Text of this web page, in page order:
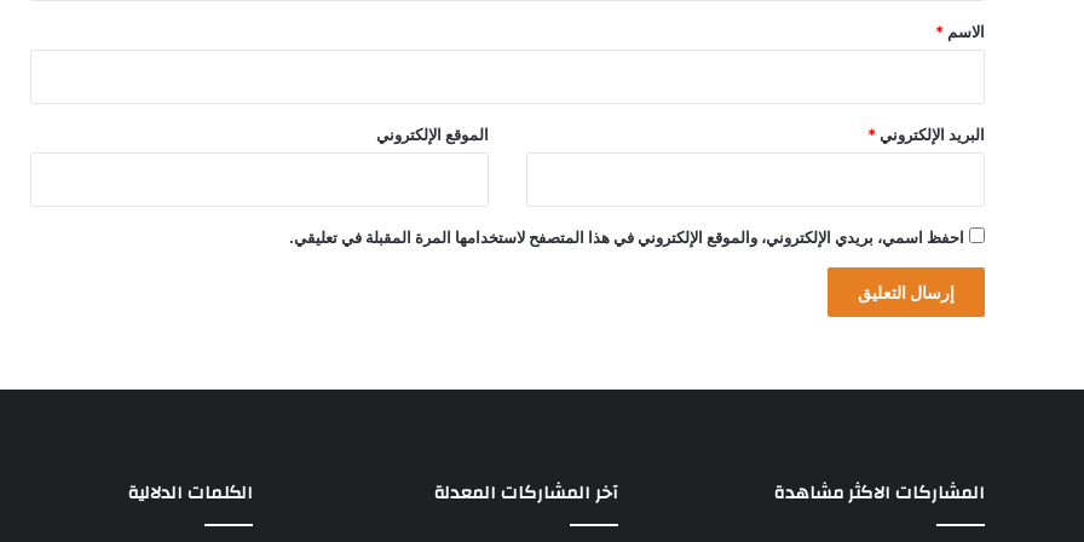
*
الاسم*
البريد الإلكتروني* الموقع الإلكتروني
احفظ اسمي، بريدي الإلكتروني، والموقع الإلكتروني في هذا المتصفح لاستخدامها المرة المقبلة في تعليقي.
المشاركات الاكثر مشاهدة آخر المشاركات المعدلة الكلمات الدلالية